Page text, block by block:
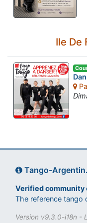
Ile De
Tango-
Verified community
The reference tango
Version v9.3.0-i18n -